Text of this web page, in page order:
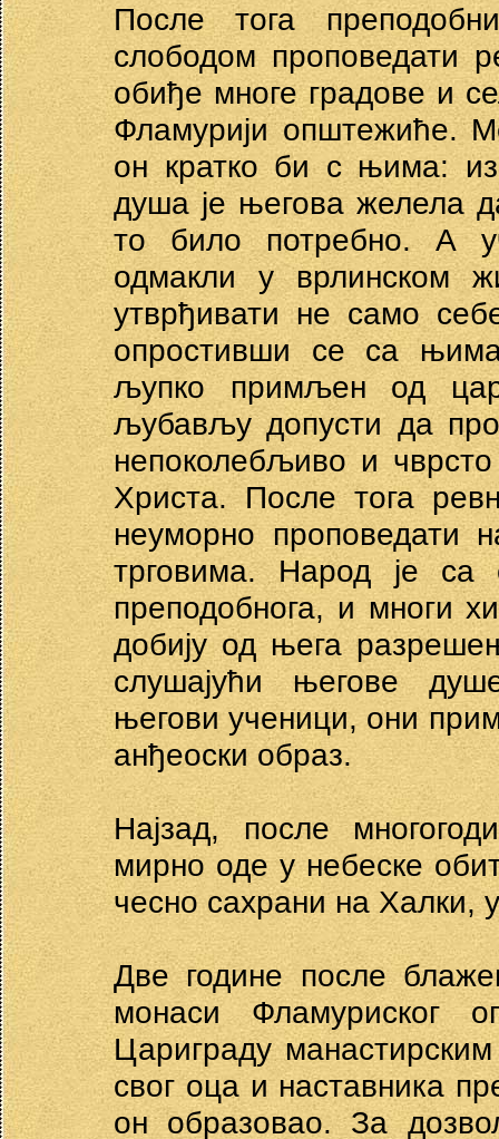
После тога
слободом проповедати
обиђе многе градове и
Фламурији општежиће.
он кратко би с њима:
душа је његова желела
то било потребно. А
одмакли у врлинском
утврђивати не само
опростивши се са
љупко примљен од
љубављу допусти да
непоколебљиво и
Христа. После тога
неуморно проповедати
трговима. Народ је са
преподобнога, и многи
добију од њега
слушајући његове
његови ученици, они
анђеоски образ.
Најзад, после
мирно оде у небеске
чесно сахрани на Халки,
Две године после
монаси Фламуриског
Цариграду
свог оца и наставника
он образовао. За